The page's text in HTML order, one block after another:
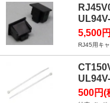
5,500
RJ45用キ
500円(